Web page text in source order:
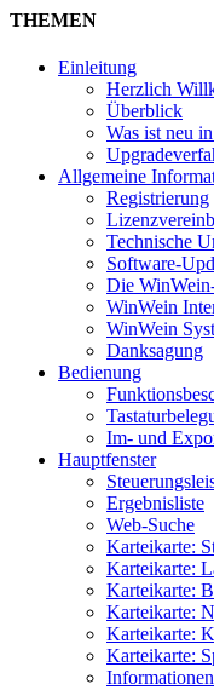
THEMEN
Einleitung
Herzlich
Überblick
Was ist neu
Allgemeine
Registrierung
Technische
Software-
Die
WinWein
WinWein
Danksagung
Bedienung
Im- und
Hauptfenster
Ergebnisliste
Web-Suche
Karteikarte:
Karteikarte:
Karteikarte:
Karteikarte:
Karteikarte:
Karteikarte: